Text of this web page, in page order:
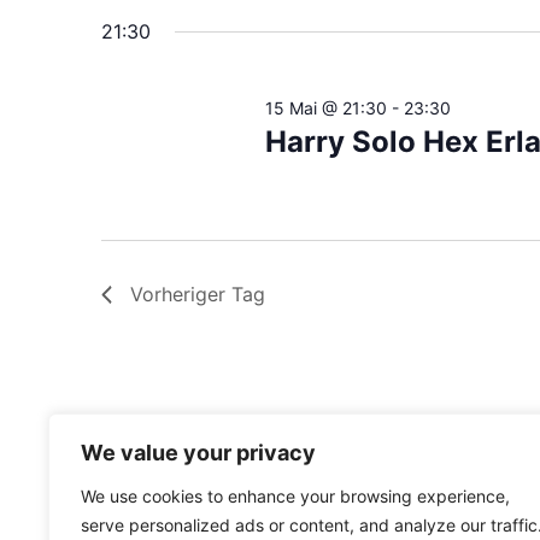
We value your privacy
We use cookies to enhance your browsing experience,
serve personalized ads or content, and analyze our traffic.
Navigation
21:30
Harry Solo Hex
15 Mai @ 21:30 - 23:30
Vorheriger Tag